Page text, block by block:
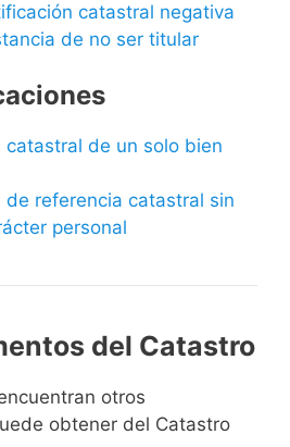
catastral negativa
de no ser titular
catastral de un solo bien
de referencia catastral sin
personal
del Catastro
otros
obtener del Catastro